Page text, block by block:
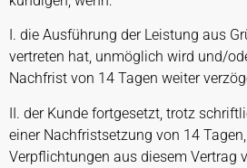
I. die Ausführung der Leistung aus
vertreten hat, unmöglich wird und/
Nachfrist von 14 Tagen weiter
II. der Kunde fortgesetzt, trotz
einer Nachfristsetzung von 14
Verpflichtungen aus diesem Vertrag